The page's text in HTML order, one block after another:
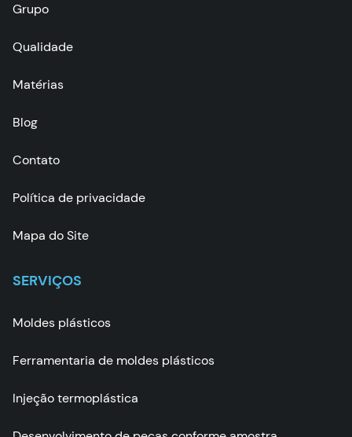
Grupo
Qualidade
Matérias
Blog
Contato
Política de privacidade
Mapa do Site
SERVIÇOS
Moldes plásticos
Ferramentaria de moldes plásticos
Injeção termoplástica